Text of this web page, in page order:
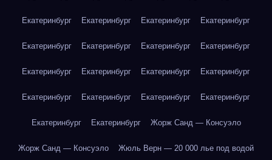
Екатеринбург Екатеринбург Екатеринбург Екатеринбург
Екатеринбург Екатеринбург Екатеринбург Екатеринбург
Екатеринбург Екатеринбург Екатеринбург Екатеринбург
Екатеринбург Екатеринбург Екатеринбург Екатеринбург
Екатеринбург Екатеринбург Жорж Санд — Консуэло
Жорж Санд — Консуэло Жюль Верн — 20 000 лье под водой